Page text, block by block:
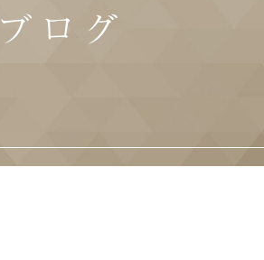
ブログ